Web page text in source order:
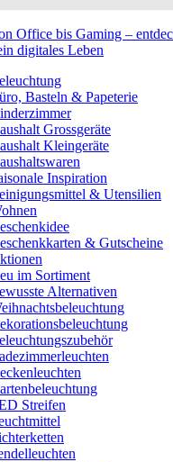
Office bis Gaming –
digitales Leben
Basteln & Papeterie
Grossgeräte
Kleingeräte
Inspiration
& Utensilien
& Gutscheine
im Sortiment
Alternativen
Streifen